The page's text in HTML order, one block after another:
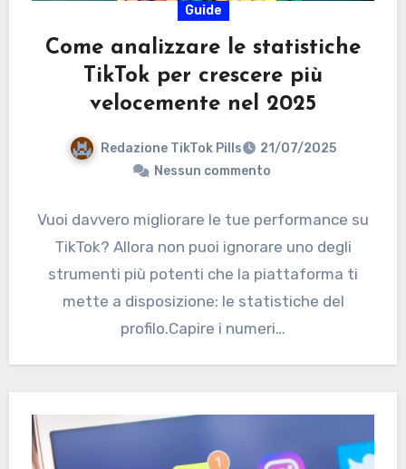
Guide
Come analizzare le statistiche
TikTok per crescere più
velocemente nel 2025
Redazione TikTok Pills
21/07/2025
Nessun commento
Vuoi davvero migliorare le tue performance su
TikTok? Allora non puoi ignorare uno degli
strumenti più potenti che la piattaforma ti
mette a disposizione: le statistiche del
profilo.Capire i numeri…